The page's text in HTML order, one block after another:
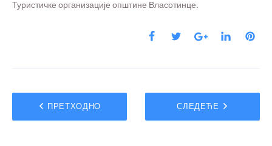
Туристичке организације општине Власотинце.
ПРЕТХОДНО СЛЕДЕЋЕ